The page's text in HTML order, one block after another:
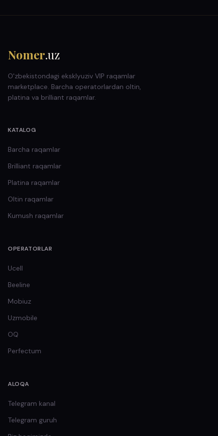
Nomer.uz
O'zbekistondagi eksklyuziv VIP raqamlar
marketplace. Barcha operatorlardan oltin,
platina va brilliant raqamlar.
KATALOG
Barcha raqamlar
Brilliant raqamlar
Platina raqamlar
Oltin raqamlar
Kumush raqamlar
OPERATORLAR
Ucell
Beeline
Mobiuz
Uzmobile
OQ
Perfectum
ALOQA
Telegram kanal
Telegram guruh